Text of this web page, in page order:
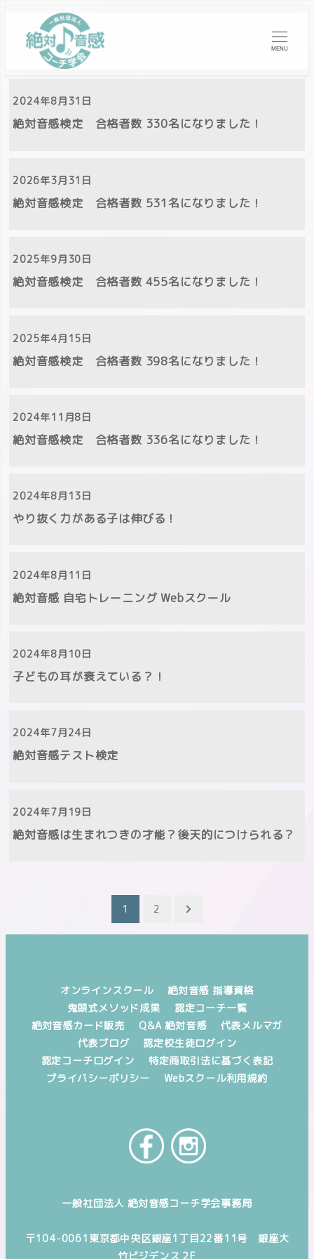
MENU
絶対音感検定 合格者数 330名になりました！
2024年8月31日
絶対音感検定 合格者数 531名になりました！
2026年3月31日
絶対音感検定 合格者数 455名になりました！
2025年9月30日
絶対音感検定 合格者数 398名になりました！
2025年4月15日
絶対音感検定 合格者数 336名になりました！
2024年11月8日
やり抜く力がある子は伸びる！
2024年8月13日
絶対音感 自宅トレーニング Webスクール
2024年8月11日
子どもの耳が衰えている？！
2024年8月10日
絶対音感テスト検定
2024年7月24日
絶対音感は生まれつきの才能？後天的につけられる？
2024年7月19日
稿
1 2
オンラインスクール
絶対音感 指導資格
鬼頭式メソッド成果
認定コーチ一覧
絶対音感カード販売
Q&A 絶対音感
代表メルマガ
代表ブログ
認定校生徒ログイン
認定コーチログイン
特定商取引法に基づく表記
プライバシーポリシー
Webスクール利用規約
一般社団法人 絶対音感コーチ学会事務局
〒104-0061東京都中央区銀座1丁目22番11号 銀座大
竹ビジデンス２F